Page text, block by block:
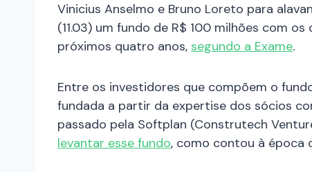
Vinicius Anselmo e Bruno Loreto para
(11.03) um fundo de R$ 100 milhões com
próximos quatro anos, segundo a Exame.
Entre os investidores que compõem o
fundada a partir da expertise dos sócios
passado pela Softplan (Construtech
levantar esse fundo, como contou à época